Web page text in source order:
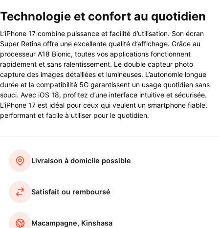
Technologie et confort au quotidien
L’iPhone 17 combine puissance et facilité d’utilisation. Son écran
Super Retina offre une excellente qualité d’affichage. Grâce au
processeur A18 Bionic, toutes vos applications fonctionnent
rapidement et sans ralentissement. Le double capteur photo
capture des images détaillées et lumineuses. L’autonomie longue
durée et la compatibilité 5G garantissent un usage quotidien sans
souci. Avec iOS 18, profitez d’une interface intuitive et sécurisée.
L’iPhone 17 est idéal pour ceux qui veulent un smartphone fiable,
performant et facile à utiliser pour le quotidien.
Livraison à domicile possible
Satisfait ou remboursé
Macampagne, Kinshasa